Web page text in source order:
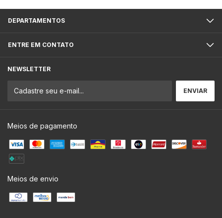
DEPARTAMENTOS
ENTRE EM CONTATO
NEWSLETTER
Meios de pagamento
Meios de envio